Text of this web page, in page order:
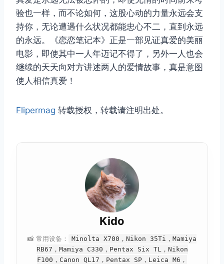
验也一样，而不论如何，这股心动的力量永远会支
持你，无论遭遇什么状况都能忠心不二，直到永远
的永远。《恋恋笔记本》正是一部见证真爱的美丽
电影，即使其中一人年迈记不得了，另外一人也会
继续的天天向对方讲述两人的爱情故事，真是意图
使人相信真爱！
Flipermag 转载授权，转载请注明出处。
Kido
📸 常用设备：
Minolta X700，Nikon 35Ti，Mamiya
RB67，Mamiya C330，Pentax Six TL，Nikon
F100，Canon QL17，Pentax SP，Leica M6，